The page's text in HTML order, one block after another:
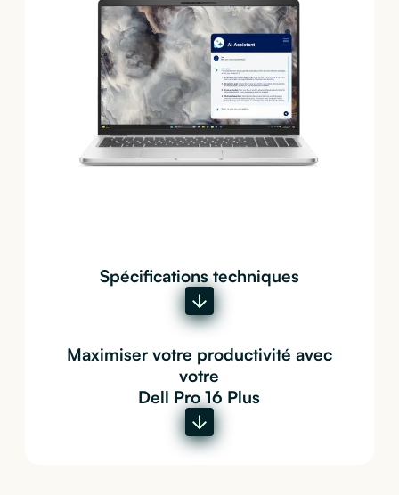
Spécifications techniques
Maximiser votre productivité avec
votre
Dell Pro 16 Plus